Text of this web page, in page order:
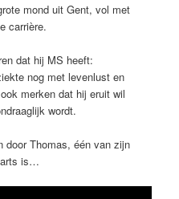
mond uit Gent, vol met
carrière.
dat hij MS heeft:
nog met levenlust en
merken dat hij eruit wil
wordt.
door Thomas, één van zijn
arts is…